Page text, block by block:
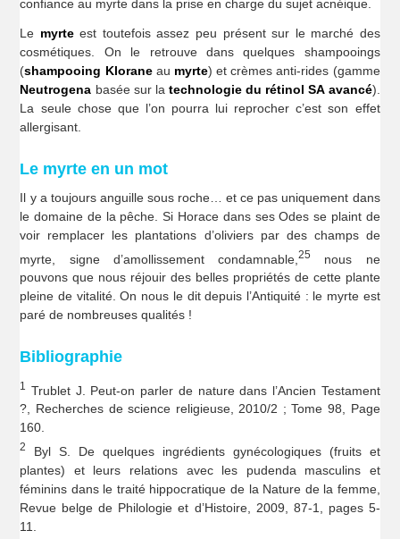
confiance au myrte dans la prise en charge du sujet acnéique.
Le myrteest toutefois assez peu présent sur le marché des
cosmétiques. On le retrouve dans quelques shampooings
(shampooing Kloraneau myrte) et crèmes anti-rides (gamme
Neutrogena basée sur la technologie du rétinol SA avancé).
La seule chose que l’on pourra lui reprocher c’est son effet
allergisant.
Le myrte en un mot
Il y a toujours anguille sous roche… et ce pas uniquement dans
le domaine de la pêche. Si Horace dans ses Odes se plaint de
voir remplacer les plantations d’oliviers par des champs de
myrte, signe d’amollissement condamnable,25
nous ne
pouvons que nous réjouir des belles propriétés de cette plante
pleine de vitalité. On nous le dit depuis l’Antiquité : le myrte est
paré de nombreuses qualités !
Bibliographie
1
Trublet J. Peut-on parler de nature dans l’Ancien Testament
?, Recherches de science religieuse, 2010/2 ; Tome 98, Page
160.
2
Byl S. De quelques ingrédients gynécologiques (fruits et
plantes) et leurs relations avec les pudenda masculins et
féminins dans le traité hippocratique de la Nature de la femme,
Revue belge de Philologie et d’Histoire, 2009, 87-1, pages 5-
11.